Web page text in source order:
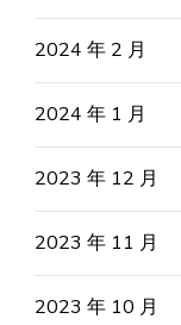
2024 年 2 月
2024 年 1 月
2023 年 12 月
2023 年 11 月
2023 年 10 月